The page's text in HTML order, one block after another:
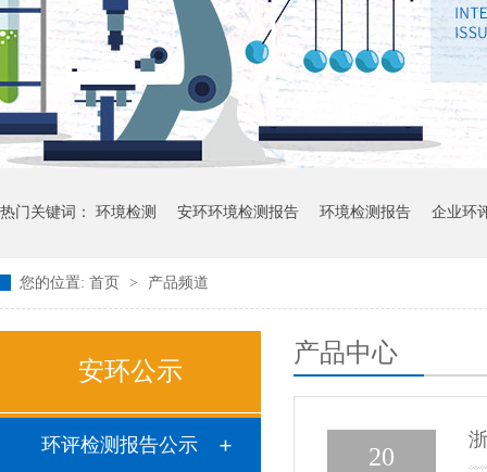
热门关键词： 环境检测 安环环境检测报告 环境检测报告 企业环
您的位置: 首页 > 产品频道
安环公示
环评检测报告公示
产品中心
20